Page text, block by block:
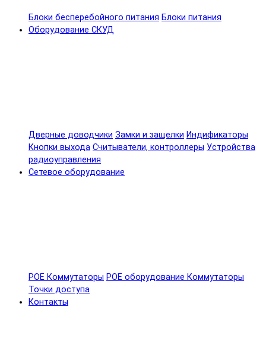
Блоки бесперебойного питания Блоки питания
Оборудование СКУД
Дверные доводчики Замки и защелки Индификаторы
Кнопки выхода Считыватели, контроллеры Устройства
радиоуправления
Сетевое оборудование
POE Коммутаторы POE оборудование Коммутаторы
Точки доступа
Контакты